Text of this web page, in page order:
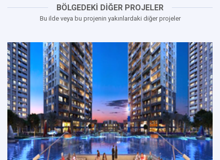
BÖLGEDEKİ DİĞER PROJELER
Bu ilde veya bu projenin yakınlardaki diğer projeler